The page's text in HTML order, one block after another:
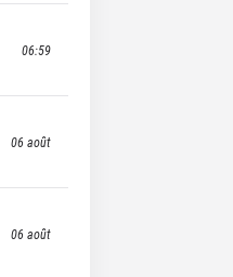
06:59
06 août
06 août